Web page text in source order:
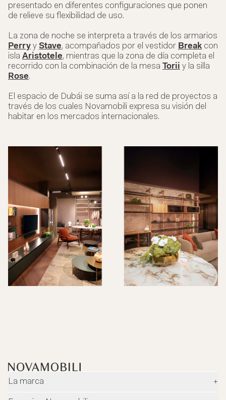
presentado en diferentes configuraciones que ponen
de relieve su flexibilidad de uso.
La zona de noche se interpreta a través de los armarios
Perry y Stave, acompañados por el vestidor Break con
isla Aristotele, mientras que la zona de día completa el
recorrido con la combinación de la mesa Torii y la silla
Rose.
El espacio de Dubái se suma así a la red de proyectos a
través de los cuales Novamobili expresa su visión del
habitar en los mercados internacionales.
La marca
+
Empresa